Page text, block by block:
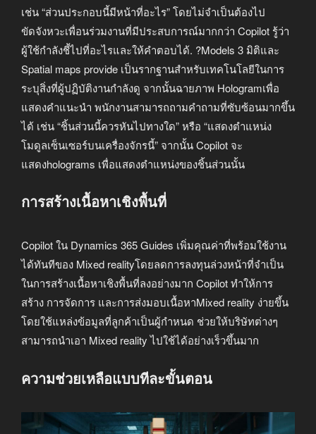
เช่น “ส่วนประกอบนี้มีหน้าที่อะไร” โดยไม่จำเป็นต้องไป
ขัดจังหวะเพื่อนร่วมงานที่มีประสบการณ์มากกว่า Copilot รู้ว่า
ผู้ใช้กำลังชี้ไปที่อะไรและให้คำตอบได้. ?Models 3 มิติและ
Spatial maps provide เป็นรากฐานสำหรับเทคโนโลยีในการ
ระบุสิ่งที่ผู้ปฏิบัติงานกำลังดู จากนั้นฉายภาพ Hologramเพื่อ
แสดงคำแนะนำ พนักงานสามารถถามคำถามที่ซับซ้อนมากขึ้น
ได้ เช่น “ชิ้นส่วนนี้ควรหันไปทางใด” หรือ “แสดงตำแหน่ง
โมดูลเซ็นเซอร์บนเครื่องจักรนี้” จากนั้น Copilot จะ
แสดงholograms เพื่อแสดงตำแหน่งของชิ้นส่วนนั้น
การสร้างเนื้อหาเชิงพื้นที่
Copilot ใน Dynamics 365 Guides เพิ่มคุณค่าที่พร้อมใช้งาน
ได้ทันทีของ Mixed realityโดยลดการลงทุนล่วงหน้าที่จำเป็น
ในการสร้างเนื้อหาเชิงพื้นที่ลงอย่างมาก Copilot ทำให้การ
สร้าง การจัดการ และการส่งมอบเนื้อหาMixed reality ง่ายขึ้น
โดยใช้แหล่งข้อมูลที่ลูกค้าเป็นผู้กำหนด ช่วยให้บริษัทต่างๆ
สามารถนำเอา Mixed reality ไปใช้ได้อย่างเร็วขึ้นมาก
ความช่วยเหลือแบบทีละขั้นตอน